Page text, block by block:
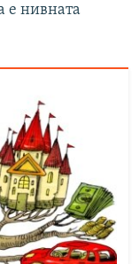
е нивната